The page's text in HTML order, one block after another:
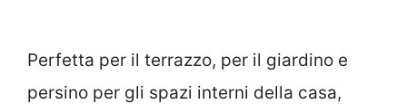
Perfetta per il terrazzo, per il giardino e
persino per gli spazi interni della casa,